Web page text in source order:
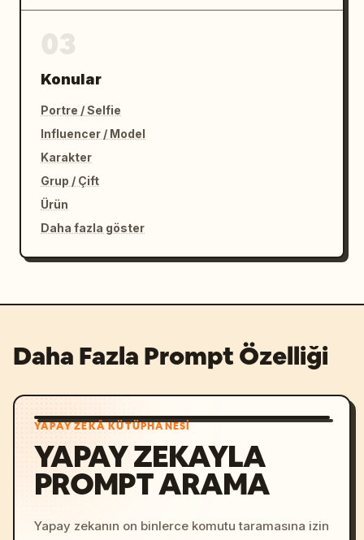
Konular
Portre / Selfie
Influencer / Model
Karakter
Grup / Çift
Ürün
Daha fazla göster
Daha Fazla Prompt Özelliği
YAPAY ZEKÂ KÜTÜPHANESI
YAPAY ZEKAYLA
PROMPT ARAMA
Yapay zekanın on binlerce komutu taramasına izin